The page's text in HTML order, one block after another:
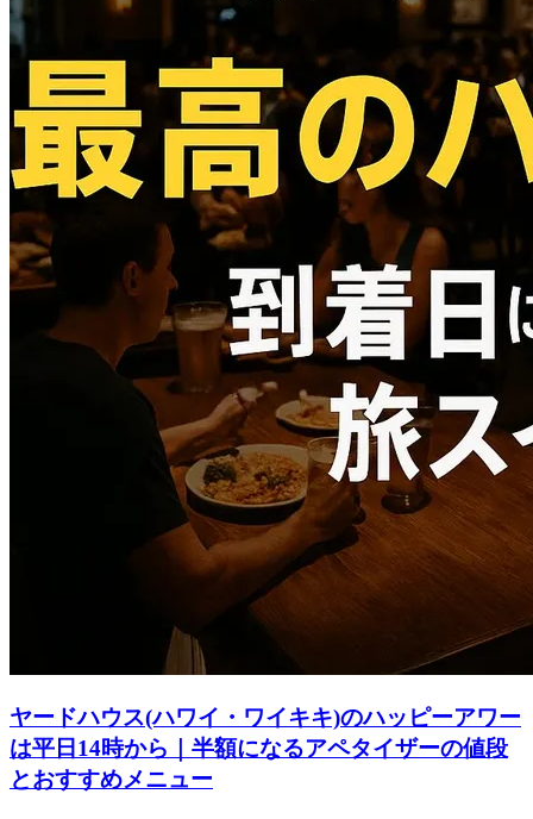
ヤードハウス(ハワイ・ワイキキ)のハッピーアワー
は平日14時から｜半額になるアペタイザーの値段
とおすすめメニュー